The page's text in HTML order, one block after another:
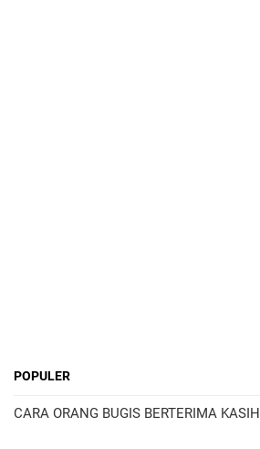
POPULER
CARA ORANG BUGIS BERTERIMA KASIH